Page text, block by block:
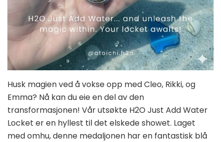
Husk magien ved å vokse opp med Cleo, Rikki, og
Emma? Nå kan du eie en del av den
transformasjonen! Vår utsøkte H2O Just Add Water
Locket er en hyllest til det elskede showet. Laget
med omhu, denne medaljonen har en fantastisk blå